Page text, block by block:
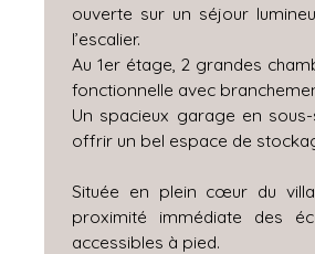
ouverte sur un séjour
l’escalier.
Au 1er étage, 2 grandes
fonctionnelle avec
Un spacieux garage en
offrir un bel espace de
Située en plein cœur du
proximité immédiate des
accessibles à pied.